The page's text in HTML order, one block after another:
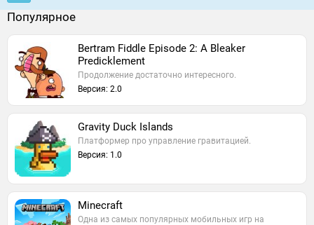
Популярное
Bertram Fiddle Episode 2: A Bleaker
Predicklement
Продолжение достаточно интересного.
Версия: 2.0
Gravity Duck Islands
Платформер про управление гравитацией.
Версия: 1.0
Minecraft
Одна из самых популярных мобильных игр на